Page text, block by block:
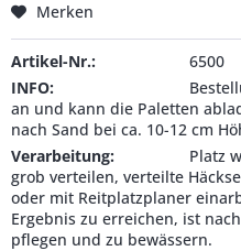
Merken
Artikel-Nr.:
6500
INFO:
an und kann die Paletten
nach Sand bei ca. 10-12 cm
Verarbeitung:
Platz
grob verteilen, verteilte
oder mit Reitplatzplaner
Ergebnis zu erreichen, ist
pflegen und zu bewässern.